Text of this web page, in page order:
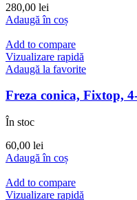
280,00 lei
Adaugă în coș
Add to compare
Vizualizare rapidă
Adaugă la favorite
Freza conica, Fixtop,
În stoc
60,00 lei
Adaugă în coș
Add to compare
Vizualizare rapidă